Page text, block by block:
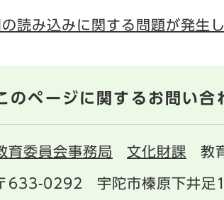
読み込みに関する問題が発生
のページに関するお問い合
育委員会事務局 文化財課 教
633-0292
宇陀市榛原下井